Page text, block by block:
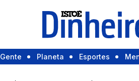
Gente Planeta Esportes